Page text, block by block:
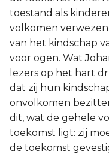
toestand als
volkomen
van het kindschap
voor ogen. Wat
lezers op het hart
dat zij hun
onvolkomen
dit, wat de gehele
toekomst ligt: zij
de toekomst